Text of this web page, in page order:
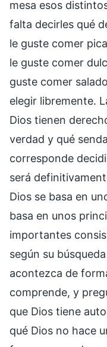
mesa esos
falta decirles qué
le guste comer
le guste comer
guste comer
elegir libremente.
Dios tienen
verdad y qué
corresponde
será
Dios se basa en
basa en unos
importantes
según su
acontezca de
comprende, y
que Dios tiene
qué Dios no hace